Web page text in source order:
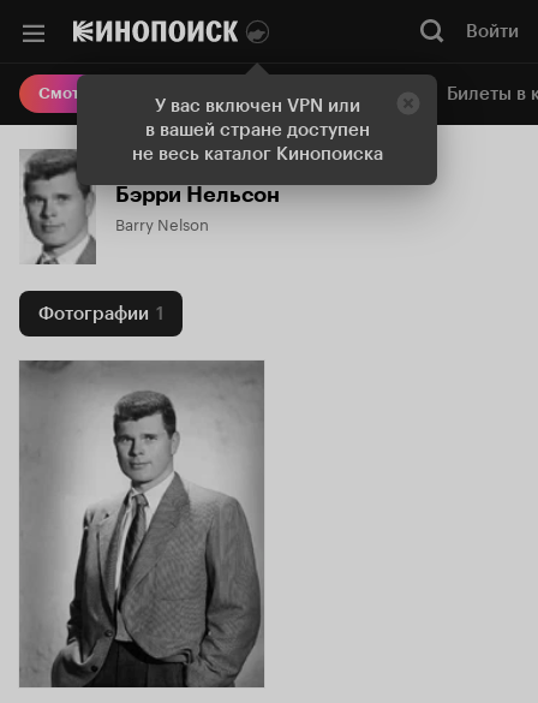
У вас включен VPN или
в вашей стране доступен
не весь каталог Кинопоиска
Войти
Смотреть кино Онлайн-кинотеатр Билеты в
Бэрри Нельсон
Barry Nelson
Фотографии 1